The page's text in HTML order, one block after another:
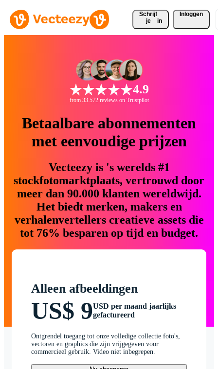
Schrijf
je
in
Inloggen
4.9
from 33.572 reviews on Trustpilot
Betaalbare abonnementen
met eenvoudige prijzen
Vecteezy is 's werelds #1
stockfotomarktplaats, vertrouwd door
meer dan 90.000 klanten wereldwijd.
Het biedt merken, makers en
verhalenvertellers creatieve assets die
tot 76% besparen op tijd en budget.
Alleen afbeeldingen
US$ 9USD per maand jaarlijks
gefactureerd
Ontgrendel toegang tot onze volledige collectie foto's,
vectoren en graphics die zijn vrijgegeven voor
commercieel gebruik. Video niet inbegrepen.